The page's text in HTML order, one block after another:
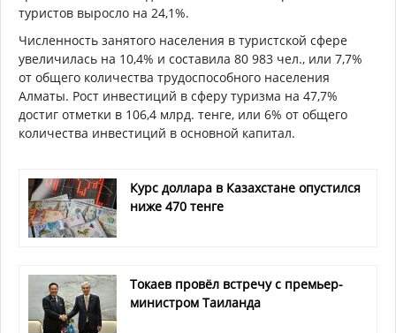
туристов выросло на 24,1%.
Численность занятого населения в туристской сфере
увеличилась на 10,4% и составила 80 983 чел., или 7,7%
от общего количества трудоспособного населения
Алматы. Рост инвестиций в сферу туризма на 47,7%
достиг отметки в 106,4 млрд. тенге, или 6% от общего
количества инвестиций в основной капитал.
Курс доллара в Казахстане опустился
ниже 470 тенге
Токаев провёл встречу с премьер-
министром Таиланда